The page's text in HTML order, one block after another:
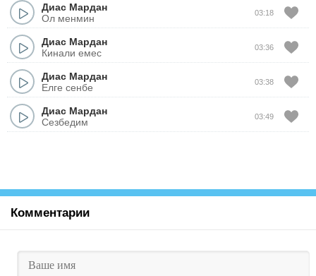
Диас Мардан
Ол менмин
03:18
Диас Мардан
Кинали емес
03:36
Диас Мардан
Елге сенбе
03:38
Диас Мардан
Сезбедим
03:49
Комментарии